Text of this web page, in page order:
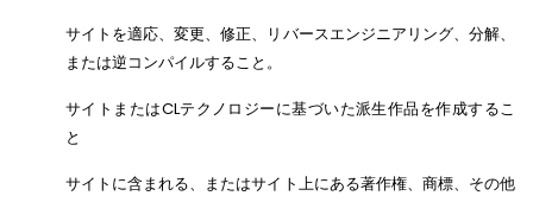
サイトを適応、変更、修正、リバースエンジニアリング、分解、
または逆コンパイルすること。
サイトまたはCLテクノロジーに基づいた派生作品を作成するこ
と
サイトに含まれる、またはサイト上にある著作権、商標、その他